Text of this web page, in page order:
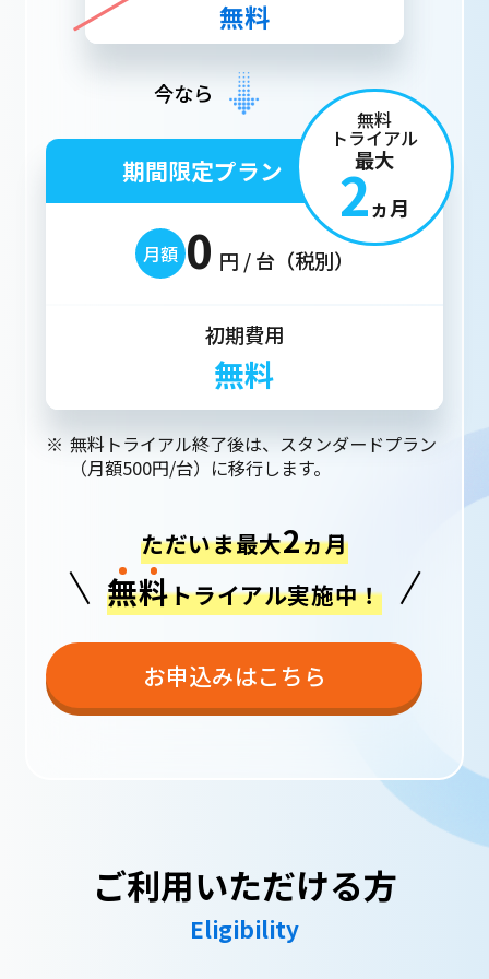
無料
今なら
無料
トライアル
最大
2ヵ月
期間限定プラン
月額 0 円 / 台（税別）
初期費用
無料
無料トライアル終了後は、スタンダードプラン
（月額500円/台）に移行します。
ただいま最大2ヵ月
無料トライアル実施中！
お申込みはこちら
ご利用いただける方
Eligibility